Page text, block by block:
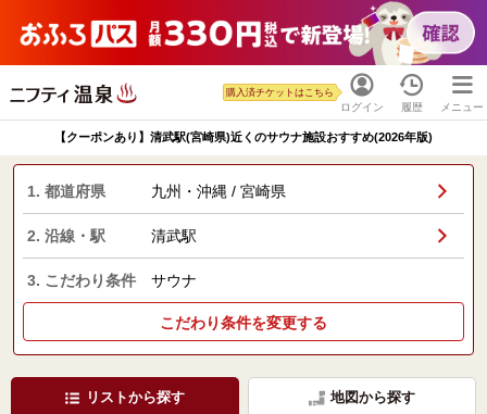
ログイン
購入済チケットはこちら
履歴 メニュー
【クーポンあり】清武駅(宮崎県)近くのサウナ施設おすすめ(2026年版)
1. 都道府県 九州・沖縄 / 宮崎県
2. 沿線・駅 清武駅
3. こだわり条件 サウナ
こだわり条件を変更する
リストから探す 地図から探す